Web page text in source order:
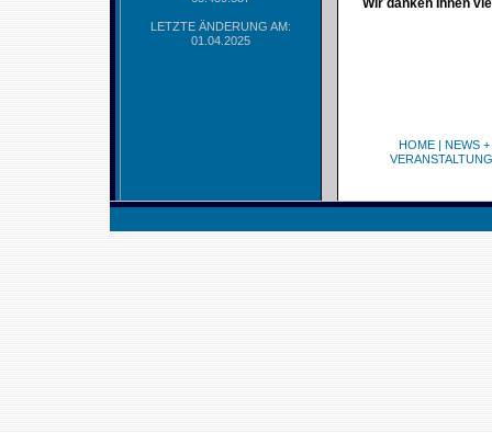
LETZTE ÄNDERUNG AM:
01.04.2025
Wir danken Ihnen
HOME| NEWS